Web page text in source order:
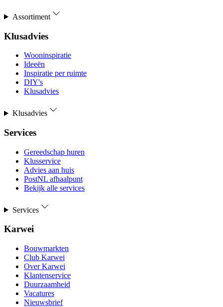
Assortiment
Klusadvies
Wooninspiratie
Ideeën
Inspiratie per ruimte
DIY's
Klusadvies
Klusadvies
Services
Gereedschap huren
Klusservice
Advies aan huis
PostNL afhaalpunt
Bekijk alle services
Services
Karwei
Bouwmarkten
Club Karwei
Over Karwei
Klantenservice
Duurzaamheid
Vacatures
Nieuwsbrief